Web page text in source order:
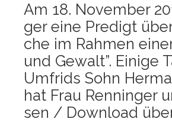
Am 18. Novem­ber
ger eine Pre­digt
che im Rah­men
und Gewalt”. Eini­ge
Umfri­ds Sohn
hat Frau Renn­in­ger
sen / Down­load